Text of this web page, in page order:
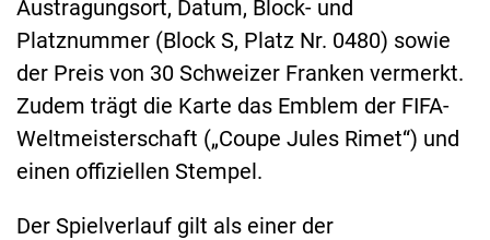
Austragungsort, Datum, Block- und
Platznummer (Block S, Platz Nr. 0480) sowie
der Preis von 30 Schweizer Franken vermerkt.
Zudem trägt die Karte das Emblem der FIFA-
Weltmeisterschaft („Coupe Jules Rimet“) und
einen offiziellen Stempel.
Der Spielverlauf gilt als einer der